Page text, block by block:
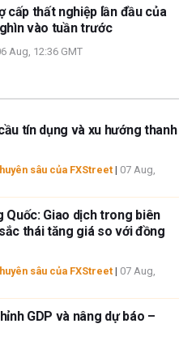
cấp thất nghiệp lần đầu của
vào tuần trước
Aug, 12:36 GMT
tín dụng và xu hướng thanh
sâu của FXStreet | 07 Aug,
Quốc: Giao dịch trong biên
thái tăng giá so với đồng
sâu của FXStreet | 07 Aug,
GDP và nâng dự báo –